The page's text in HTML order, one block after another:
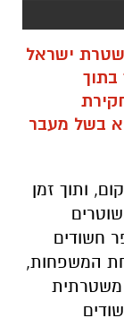
בשל מעבר
ותוך זמן
חשודים
משטרתית
האחרונה הם